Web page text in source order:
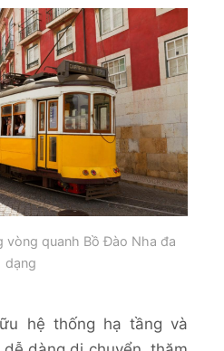
vòng quanh Bồ Đào Nha đa
dạng
hệ thống hạ tầng và